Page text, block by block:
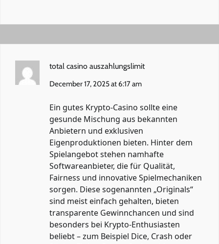
total casino auszahlungslimit
December 17, 2025 at 6:17 am
Ein gutes Krypto-Casino sollte eine
gesunde Mischung aus bekannten
Anbietern und exklusiven
Eigenproduktionen bieten. Hinter dem
Spielangebot stehen namhafte
Softwareanbieter, die für Qualität,
Fairness und innovative Spielmechaniken
sorgen. Diese sogenannten „Originals“
sind meist einfach gehalten, bieten
transparente Gewinnchancen und sind
besonders bei Krypto-Enthusiasten
beliebt – zum Beispiel Dice, Crash oder